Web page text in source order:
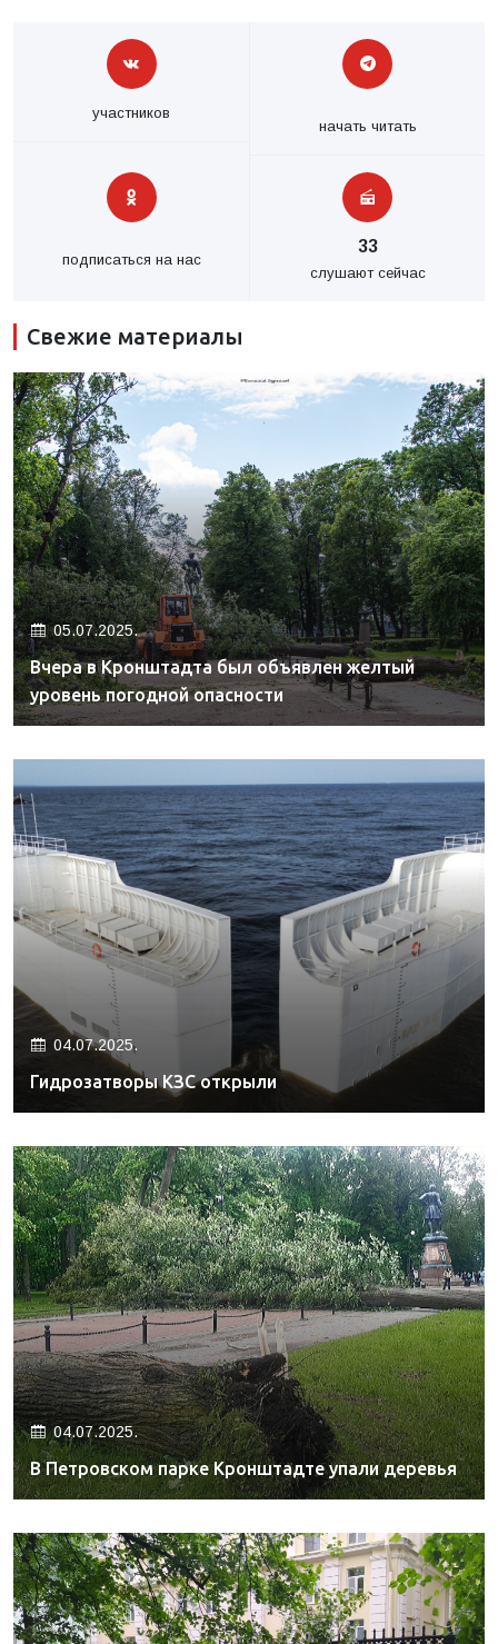
участников
начать читать
подписаться на нас
33
слушают сейчас
Свежие материалы
05.07.2025.
Вчера в Кронштадта был объявлен желтый
уровень погодной опасности
04.07.2025.
Гидрозатворы КЗС открыли
04.07.2025.
В Петровском парке Кронштадте упали деревья